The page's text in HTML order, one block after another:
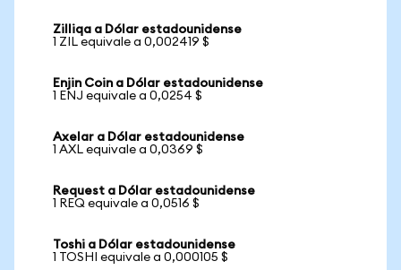
Zilliqa a Dólar estadounidense
1 ZIL equivale a 0,002419 $
Enjin Coin a Dólar estadounidense
1 ENJ equivale a 0,0254 $
Axelar a Dólar estadounidense
1 AXL equivale a 0,0369 $
Request a Dólar estadounidense
1 REQ equivale a 0,0516 $
Toshi a Dólar estadounidense
1 TOSHI equivale a 0,000105 $